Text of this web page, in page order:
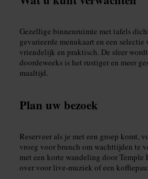
Gezellige binnenruimte met tafels
gevarieerde menukaart en een
vriendelijk en praktisch. De sfeer
doordeweeks is het rustiger en meer
maaltijd.
Plan uw bezoek
Reserveer als je met een groep komt,
vroeg voor brunch om wachttijden te
met een korte wandeling door Temple
over voor live-muziek of een